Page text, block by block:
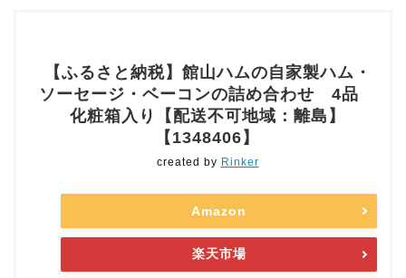
【ふるさと納税】館山ハムの自家製ハム・
ソーセージ・ベーコンの詰め合わせ 4品
化粧箱入り【配送不可地域：離島】
【1348406】
created by Rinker
Amazon
楽天市場